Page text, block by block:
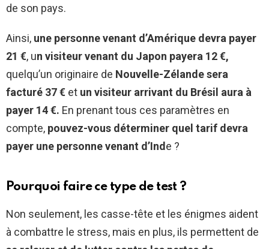
de son pays.
Ainsi, une personne venant d’Amérique devra payer
21 €, un visiteur venant du Japon payera 12 €,
quelqu’un originaire de Nouvelle-Zélande sera
facturé 37 € et un visiteur arrivant du Brésil aura à
payer 14 €. En prenant tous ces paramètres en
compte, pouvez-vous déterminer quel tarif devra
payer une personne venant d’Inde ?
Pourquoi faire ce type de test ?
Non seulement, les casse-tête et les énigmes aident
à combattre le stress, mais en plus, ils permettent de